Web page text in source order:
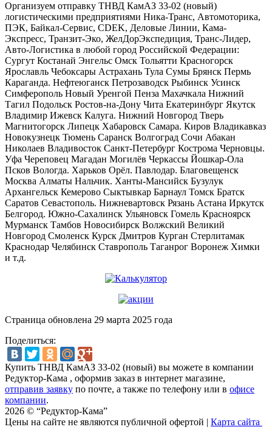
Организуем отправку ТНВД КамАЗ 33-02 (новый)
логистическими предприятиями Ника-Транс, Автомоторика,
ПЭК, Байкал-Сервис, CDEK, Деловые Линии, Кама-
Экспресс, Транзит-Эко, ЖелДорЭкспедиция, Транс-Лидер,
Авто-Логистика в любой город Российской Федерации:
Сургут Костанай Энгельс Омск Тольятти Красногорск
Ярославль Чебоксары Астрахань Тула Сумы Брянск Пермь
Караганда. Нефтеюганск Петрозаводск Рыбинск Усинск
Симферополь Новый Уренгой Пенза Махачкала Нижний
Тагил Подольск Ростов-на-Дону Чита Екатеринбург Якутск
Владимир Ижевск Калуга. Нижний Новгород Тверь
Магнитогорск Липецк Хабаровск Самара. Киров Владикавказ
Новокузнецк Тюмень Саранск Волгоград Сочи Абакан
Николаев Владивосток Санкт-Петербург Кострома Черновцы.
Уфа Череповец Магадан Могилёв Черкассы Йошкар-Ола
Псков Вологда. Харьков Орёл. Павлодар. Благовещенск
Москва Алматы Нальчик. Ханты-Мансийск Бузулук
Архангельск Кемерово Сыктывкар Барнаул Томск Братск
Саратов Севастополь. Нижневартовск Рязань Астана Иркутск
Белгород. Южно-Сахалинск Ульяновск Гомель Красноярск
Мурманск Тамбов Новосибирск Волжский Великий
Новгород Смоленск Курск Дмитров Курган Стерлитамак
Краснодар Челябинск Ставрополь Таганрог Воронеж Химки
и т.д.
Страница обновлена 29 марта 2025 года
Поделиться:
Купить ТНВД КамАЗ 33-02 (новый) вы можете в компании
Редуктор-Кама , оформив заказ в интернет магазине,
отправив заявку по почте, а также по телефону или в офисе
компании.
2026 © “Редуктор-Кама”
Цены на сайте не являются публичной офертой | Карта сайта